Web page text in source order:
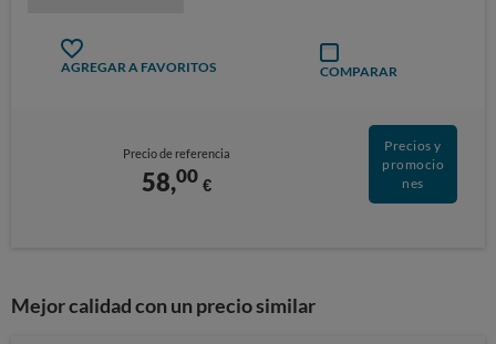
AGREGAR A FAVORITOS COMPARAR
Precio de referencia
58,00 €
Precios y
promocio
nes
Mejor calidad con un precio similar